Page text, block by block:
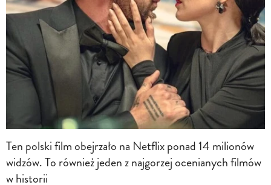
Ten polski film obejrzało na Netflix ponad 14 milionów
widzów. To również jeden z najgorzej ocenianych filmów
w historii